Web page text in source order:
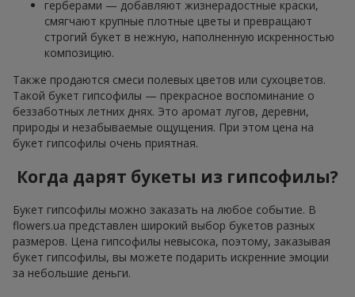
герберами — добавляют жизнерадостные краски,
смягчают крупные плотные цветы и превращают
строгий букет в нежную, наполненную искренностью
композицию.
Также продаются смеси полевых цветов или сухоцветов.
Такой букет гипсофилы — прекрасное воспоминание о
беззаботных летних днях. Это аромат лугов, деревни,
природы и незабываемые ощущения. При этом цена на
букет гипсофилы очень приятная.
Когда дарят букеты из гипсофилы?
Букет гипсофилы можно заказать на любое событие. В
flowers.ua представлен широкий выбор букетов разных
размеров. Цена гипсофилы невысока, поэтому, заказывая
букет гипсофилы, вы можете подарить искренние эмоции
за небольшие деньги.